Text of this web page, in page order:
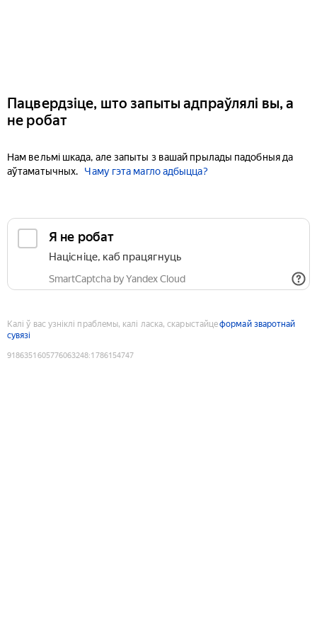
Пацвердзіце, што запыты адпраўлялі вы, а
не робат
Нам вельмі шкада, але запыты з вашай прылады падобныя да
аўтаматычных.
Чаму гэта магло адбыцца?
Я не робат
Націсніце, каб працягнуць
SmartCaptcha by Yandex Cloud
Калі ў вас узніклі праблемы, калі ласка, скарыстайцеформай зваротнай
сувязі
9186351605776063248:1786154747